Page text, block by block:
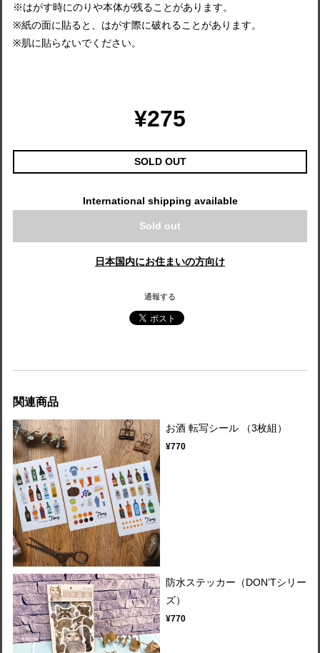
※はがす時にのりや本体が残ることがあります。
※紙の面に貼ると、はがす際に破れることがあります。
※肌に貼らないでください。
¥275
SOLD OUT
International shipping available
Sold out
日本国内にお住まいの方向け
通報する
関連商品
お酒 転写シール （3枚組）
¥770
防水ステッカー（DON’Tシリー
ズ）
¥770